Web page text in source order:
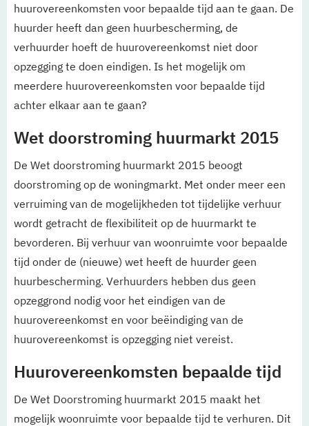
huurovereenkomsten voor bepaalde tijd aan te gaan. De
huurder heeft dan geen huurbescherming, de
verhuurder hoeft de huurovereenkomst niet door
opzegging te doen eindigen. Is het mogelijk om
meerdere huurovereenkomsten voor bepaalde tijd
achter elkaar aan te gaan?
Wet doorstroming huurmarkt 2015
De Wet doorstroming huurmarkt 2015 beoogt
doorstroming op de woningmarkt. Met onder meer een
verruiming van de mogelijkheden tot tijdelijke verhuur
wordt getracht de flexibiliteit op de huurmarkt te
bevorderen. Bij verhuur van woonruimte voor bepaalde
tijd onder de (nieuwe) wet heeft de huurder geen
huurbescherming. Verhuurders hebben dus geen
opzeggrond nodig voor het eindigen van de
huurovereenkomst en voor beëindiging van de
huurovereenkomst is opzegging niet vereist.
Huurovereenkomsten bepaalde tijd
De Wet Doorstroming huurmarkt 2015 maakt het
mogelijk woonruimte voor bepaalde tijd te verhuren. Dit